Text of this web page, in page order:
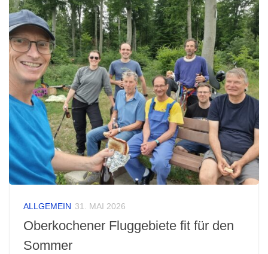
ALLGEMEIN 31. MAI 2026
Oberkochener Fluggebiete fit für den
Sommer